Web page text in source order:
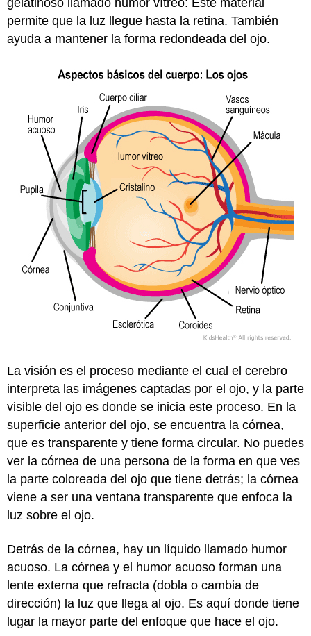
gelatinoso llamado humor vítreo: Este material
permite que la luz llegue hasta la retina. También
ayuda a mantener la forma redondeada del ojo.
La visión es el proceso mediante el cual el cerebro
interpreta las imágenes captadas por el ojo, y la parte
visible del ojo es donde se inicia este proceso. En la
superficie anterior del ojo, se encuentra la córnea,
que es transparente y tiene forma circular. No puedes
ver la córnea de una persona de la forma en que ves
la parte coloreada del ojo que tiene detrás; la córnea
viene a ser una ventana transparente que enfoca la
luz sobre el ojo.
Detrás de la córnea, hay un líquido llamado humor
acuoso. La córnea y el humor acuoso forman una
lente externa que refracta (dobla o cambia de
dirección) la luz que llega al ojo. Es aquí donde tiene
lugar la mayor parte del enfoque que hace el ojo.